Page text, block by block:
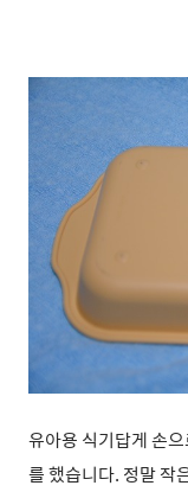
유아용 식기답게 손
를 했습니다. 정말 작